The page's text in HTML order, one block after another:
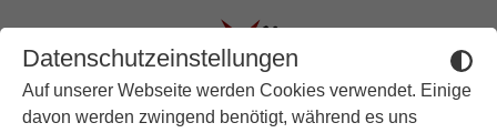
Datenschutzeinstellungen
Auf unserer Webseite werden Cookies verwendet. Einige
davon werden zwingend benötigt, während es uns
Aktuell